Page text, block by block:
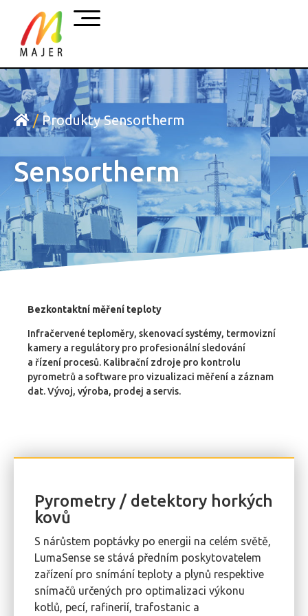
/ Produkty Sensortherm
Sensortherm
Bezkontaktní měření teploty
Infračervené teploměry, skenovací systémy, termovizní
kamery a regulátory pro profesionální sledování
a řízení procesů. Kalibrační zdroje pro kontrolu
pyrometrů a software pro vizualizaci měření a záznam
dat. Vývoj, výroba, prodej a servis.
Pyrometry / detektory horkých
kovů
S nárůstem poptávky po energii na celém světě,
LumaSense se stává předním poskytovatelem
zařízení pro snímání teploty a plynů respektive
snímačů určených pro optimalizaci výkonu
kotlů, pecí, rafinerií, trafostanic a